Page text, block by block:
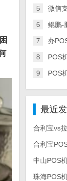
5 微信支付
6 鲲鹏-
7 办
8 POS机
9 POS
最近
合利宝vs
中山POS
珠海POS